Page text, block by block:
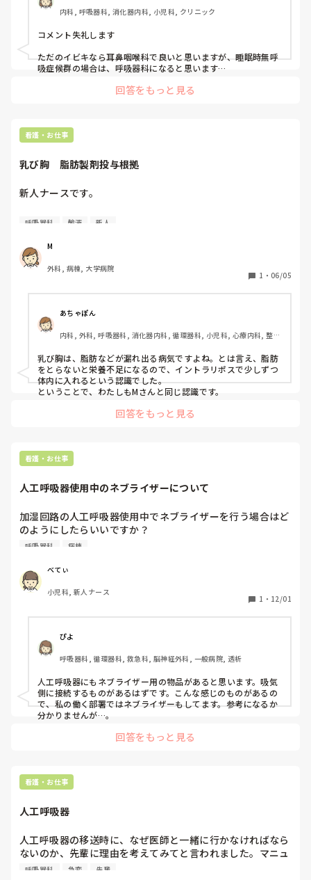
内科, 呼吸器科, 消化器内科, 小児科, クリニック
コメント失礼します
ただのイビキなら耳鼻咽喉科で良いと思いますが、睡眠時無呼
吸症候群の場合は、呼吸器科になると思います
回答をもっと見る
看護・お仕事
乳び胸　脂肪製剤投与根拠
新人ナースです。
乳び胸の方は脂肪制限食にしてますが、なぜイントラポリス
脂肪摂取→小腸で吸収されリンパ管へ
手術によりリンパ管が損傷→ドレーンから乳び様排液あり→
絶食→ビーフリードなどの輸液は脂肪入ってないから栄養不
足→末梢の血管から投与するから疾患には影響せず、栄養摂
取できる。
という認識でよろしいですか？
教えていただきたいです。
呼吸器科 輸液 新人
M
外科, 病棟, 大学病院
1 ・ 06/05
あちゃぽん
内科, 外科, 呼吸器科, 消化器内科, 循環器科, 小児科, 心療内科, 整形
合診療科, 救急科, 超急性期, ICU, CCU, HCU, その他の科, ママナー
ス, 外来, 神経内科, 脳神経外科, NICU, 消化器外科, 一般病院, 慢性
期, 回復期, 終末期, オペ室, 透析, 検診・健診
乳び胸は、脂肪などが漏れ出る病気ですよね。とは言え、脂肪
をとらないと栄養不足になるので、イントラリポスで少しずつ
体内に入れるという認識でした。
ということで、わたしもMさんと同じ認識です。
回答をもっと見る
看護・お仕事
人工呼吸器使用中のネブライザーについて
加湿回路の人工呼吸器使用中でネブライザーを行う場合はど
のようにしたらいいですか？
ね、、、？
呼吸器科 病棟
べてぃ
小児科, 新人ナース
1 ・ 12/01
ぴよ
呼吸器科, 循環器科, 救急科, 脳神経外科, 一般病院, 透析
人工呼吸器にもネブライザー用の物品があると思います。吸気
側に接続するものがあるはずです。こんな感じのものがあるの
で、私の働く部署ではネブライザーもしてます。参考になるか
分かりませんが…。
回答をもっと見る
看護・お仕事
人工呼吸器
人工呼吸器の移送時に、なぜ医師と一緒に行かなければなら
ないのか、先輩に理由を考えてみてと言われました。マニュ
アルにあるから、ではない理由を考えてと言われ、私は
呼吸器科 急変 先輩